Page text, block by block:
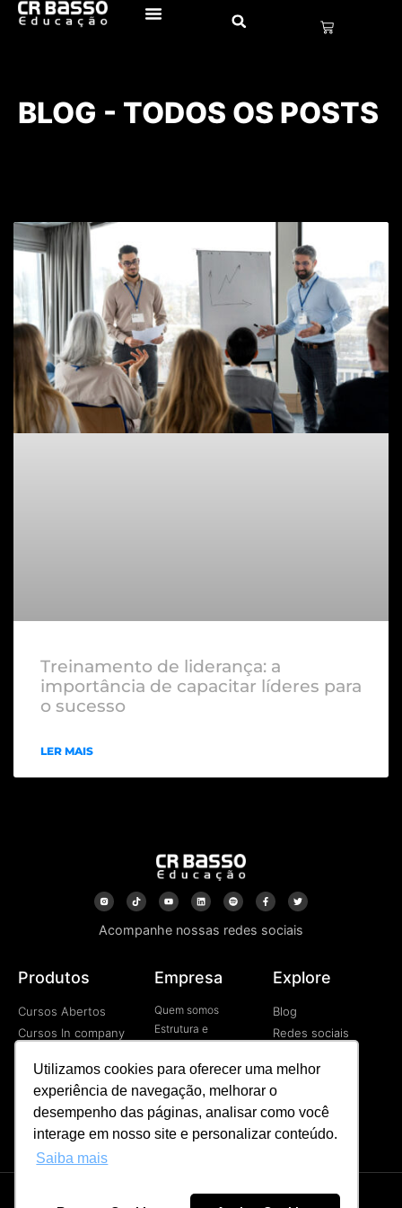
Utilizamos cookies para oferecer uma melhor
experiência de navegação, melhorar o
desempenho das páginas, analisar como você
interage em nosso site e personalizar conteúdo.
Saiba mais
BLOG - TODOS OS POSTS
Treinamento de liderança: a
importância de capacitar líderes para
o sucesso
LER MAIS
Acompanhe nossas redes sociais
Produtos
Cursos Abertos
Cursos In company
Programa de
Desenvolvimetno de
Líderes
Palestras
Empresa
Quem somos
Estrutura e
Tecnologia
Contato
Explore
Blog
Redes sociais